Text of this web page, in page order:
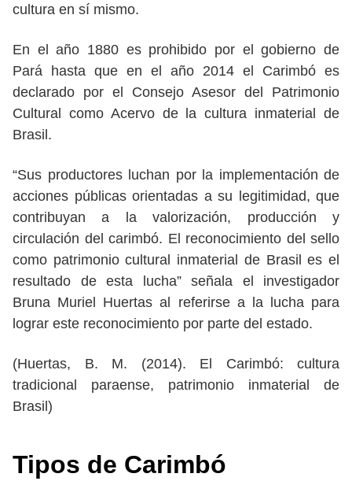
cultura en sí mismo.
En el año 1880 es prohibido por el gobierno de
Pará hasta que en el año 2014 el Carimbó es
declarado por el Consejo Asesor del Patrimonio
Cultural como Acervo de la cultura inmaterial de
Brasil.
“Sus productores luchan por la implementación de
acciones públicas orientadas a su legitimidad, que
contribuyan a la valorización, producción y
circulación del carimbó. El reconocimiento del sello
como patrimonio cultural inmaterial de Brasil es el
resultado de esta lucha” señala el investigador
Bruna Muriel Huertas al referirse a la lucha para
lograr este reconocimiento por parte del estado.
(Huertas, B. M. (2014). El Carimbó: cultura
tradicional paraense, patrimonio inmaterial de
Brasil)
Tipos de Carimbó